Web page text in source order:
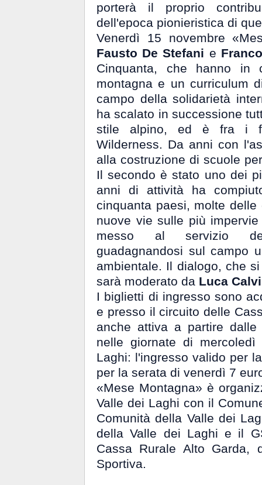
porterà il proprio
dell'epoca pionieristica di
Venerdì 15 novembre
Fausto De Stefani e
Cinquanta, che hanno in
montagna e un curriculum
campo della solidarietà
ha scalato in successione
stile alpino, ed è fra i
Wilderness. Da anni con
alla costruzione di scuole
Il secondo è stato uno dei
anni di attività ha
cinquanta paesi, molte
nuove vie sulle più
messo al servizio
guadagnandosi sul campo
ambientale. Il dialogo, che
sarà moderato da Luca Calvi
I biglietti di ingresso sono
e presso il circuito delle
anche attiva a partire
nelle giornate di
Laghi: l'ingresso valido per
per la serata di venerdì 7
«Mese Montagna» è
Valle dei Laghi con il
Comunità della Valle dei
della Valle dei Laghi e il
Cassa Rurale Alto Garda,
Sportiva.